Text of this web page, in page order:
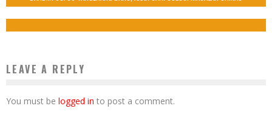
LEAVE A REPLY
You must be logged in to post a comment.